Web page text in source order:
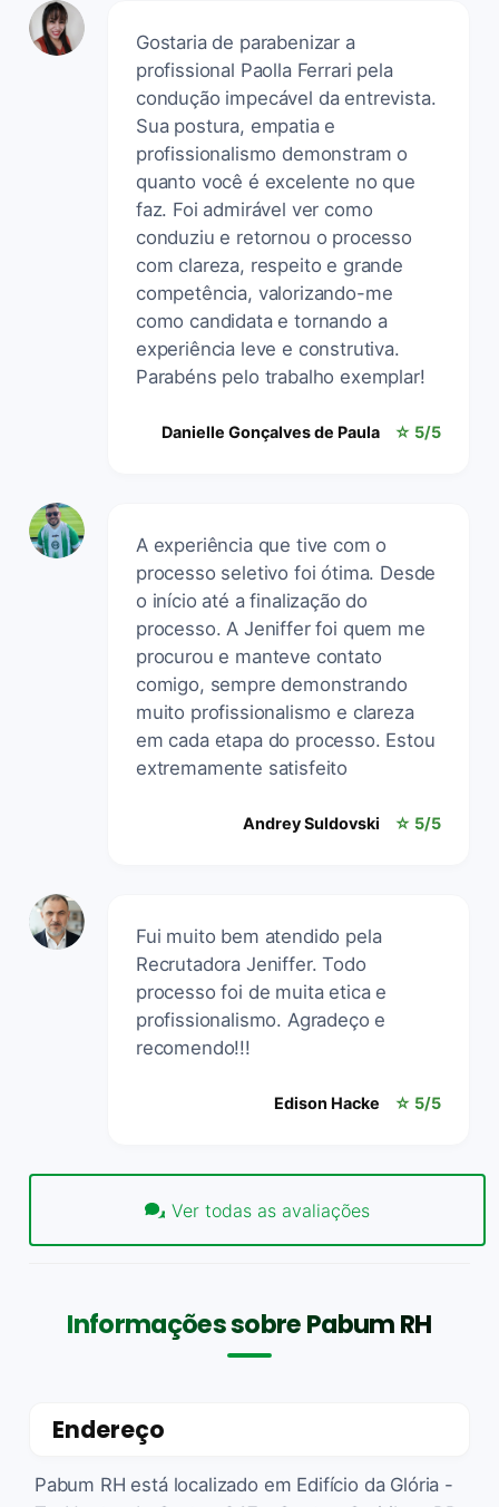
Gostaria de parabenizar a
profissional Paolla Ferrari pela
condução impecável da entrevista.
Sua postura, empatia e
profissionalismo demonstram o
quanto você é excelente no que
faz. Foi admirável ver como
conduziu e retornou o processo
com clareza, respeito e grande
competência, valorizando-me
como candidata e tornando a
experiência leve e construtiva.
Parabéns pelo trabalho exemplar!
Danielle Gonçalves de Paula ☆ 5/5
A experiência que tive com o
processo seletivo foi ótima. Desde
o início até a finalização do
processo. A Jeniffer foi quem me
procurou e manteve contato
comigo, sempre demonstrando
muito profissionalismo e clareza
em cada etapa do processo. Estou
extremamente satisfeito
Andrey Suldovski ☆ 5/5
Fui muito bem atendido pela
Recrutadora Jeniffer. Todo
processo foi de muita etica e
profissionalismo. Agradeço e
recomendo!!!
Edison Hacke ☆ 5/5
Ver todas as avaliações
Informações sobre Pabum RH
Endereço
Pabum RH está localizado em Edifício da Glória -